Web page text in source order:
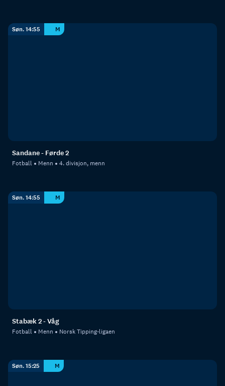
Søn. 14:55 M
Sandane - Førde 2
Fotball Menn 4. divisjon, menn
Søn. 14:55 M
Stabæk 2 - Våg
Fotball Menn Norsk Tipping-ligaen
Søn. 15:25 M